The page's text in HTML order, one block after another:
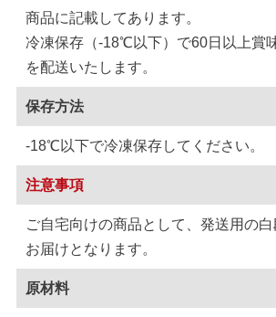
商品に記載してあります。
冷凍保存（-18℃以下）で60日以上賞
を配送いたします。
保存方法
-18℃以下で冷凍保存してください。
注意事項
ご自宅向けの商品として、発送用の
お届けとなります。
原材料